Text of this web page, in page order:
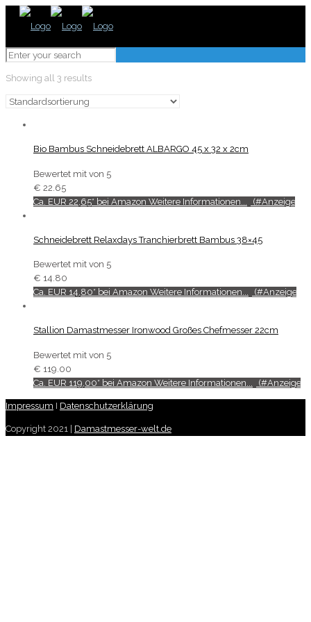
Showing all 3 results
Bio Bambus Schneidebrett ALBARGO 45 x 32 x 2cm
Bewertet mit von 5
€ 22.65
Ca. EUR 22,65* bei Amazon Weitere Informationen...
Schneidebrett Relaxdays Tranchierbrett Bambus 38×45
Bewertet mit von 5
€ 14.80
Ca. EUR 14,80* bei Amazon Weitere Informationen...
Stallion Damastmesser Ironwood Großes Chefmesser 22cm
Bewertet mit von 5
€ 119.00
Ca. EUR 119,00* bei Amazon Weitere Informationen...
Impressum I Datenschutzerklärung
Copyright 2021 | Damastmesser-welt.de